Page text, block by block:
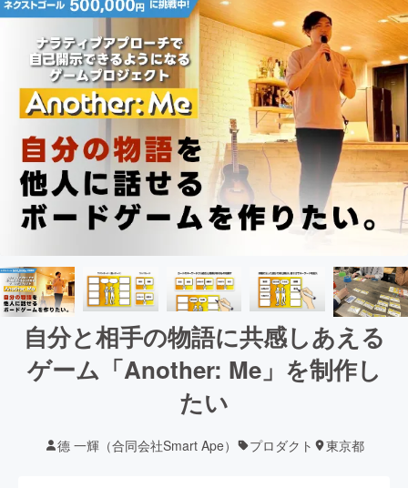
自分と相手の物語に共感しあえる
ゲーム「Another: Me」を制作し
たい
德 一輝（合同会社Smart Ape） プロダクト 東京都